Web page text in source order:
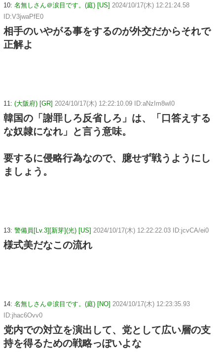
10: 名無しさん＠涙目です。(庭) [US] 2024/10/17(木) 12:21:24.58
ID:V3jwaPfE0
相手のいやがる事をするのが外交だからそれで
正解よ
11: (大阪府) [GR] 2024/10/17(木) 12:22:10.09 ID:aNzIm8wI0
韓国の「謝罪しろ反省しろ」は、「口答えする
な奴隷になれ」と言う意味。
要するに侵略行為なので、臆せず戦うようにし
ましょう。
13: 警備員[Lv.3][新芽](光) [US] 2024/10/17(木) 12:22:22.03 ID:jcvCA/ei0
様式美だなこの流れ
14: 名無しさん＠涙目です。(庭) [NO] 2024/10/17(木) 12:23:35.93
ID:jhac6Ovv0
党内での対立を演出して、党として広い層の支
持を得るための戦略っぽいよな